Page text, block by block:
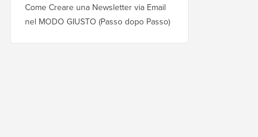
Come Creare una Newsletter via Email
nel MODO GIUSTO (Passo dopo Passo)